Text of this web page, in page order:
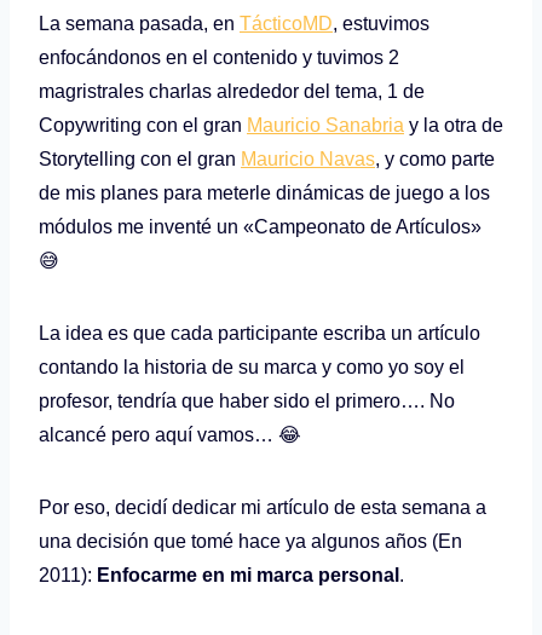
La semana pasada, en TácticoMD, estuvimos
enfocándonos en el contenido y tuvimos 2
magristrales charlas alrededor del tema, 1 de
Copywriting con el gran Mauricio Sanabria y la otra de
Storytelling con el gran Mauricio Navas, y como parte
de mis planes para meterle dinámicas de juego a los
módulos me inventé un «Campeonato de Artículos»
😅
La idea es que cada participante escriba un artículo
contando la historia de su marca y como yo soy el
profesor, tendría que haber sido el primero…. No
alcancé pero aquí vamos… 😂
Por eso, decidí dedicar mi artículo de esta semana a
una decisión que tomé hace ya algunos años (En
2011): Enfocarme en mi marca personal .